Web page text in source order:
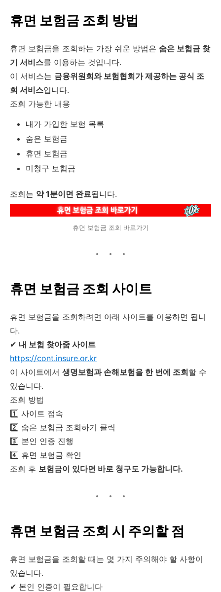
휴면 보험금 조회 방법
휴면 보험금을 조회하는 가장 쉬운 방법은 숨은 보험금 찾
기 서비스를 이용하는 것입니다.
이 서비스는 금융위원회와 보험협회가 제공하는 공식 조
회 서비스입니다.
조회 가능한 내용
내가 가입한 보험 목록
숨은 보험금
휴면 보험금
미청구 보험금
조회는 약 1분이면 완료됩니다.
휴면 보험금 조회 바로가기
휴면 보험금 조회 사이트
휴면 보험금을 조회하려면 아래 사이트를 이용하면 됩니
다.
✔ 내 보험 찾아줌 사이트
https://cont.insure.or.kr
이 사이트에서 생명보험과 손해보험을 한 번에 조회할 수
있습니다.
조회 방법
1️⃣ 사이트 접속
2️⃣ 숨은 보험금 조회하기 클릭
3️⃣ 본인 인증 진행
4️⃣ 휴면 보험금 확인
조회 후 보험금이 있다면 바로 청구도 가능합니다.
휴면 보험금 조회 시 주의할 점
휴면 보험금을 조회할 때는 몇 가지 주의해야 할 사항이
있습니다.
✔ 본인 인증이 필요합니다